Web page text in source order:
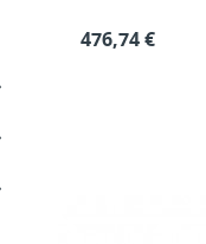
476,74 €